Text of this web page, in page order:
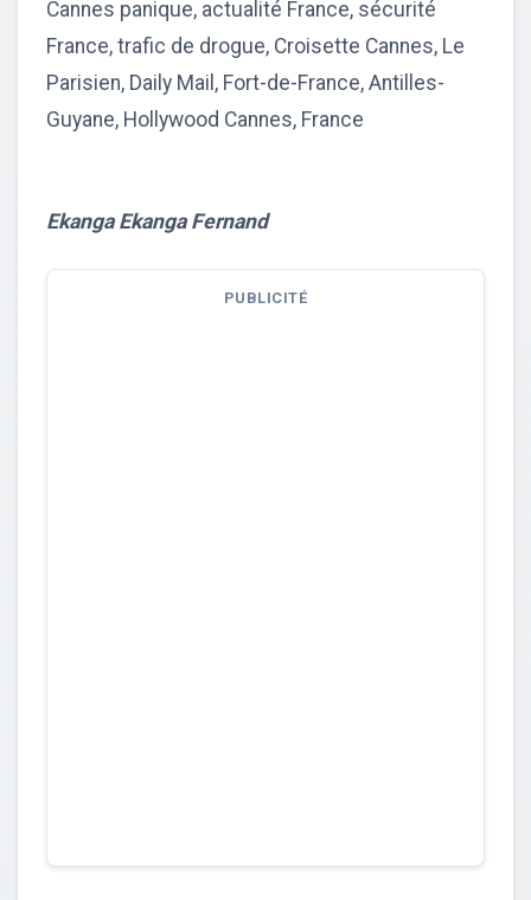
Cannes panique, actualité France, sécurité
France, trafic de drogue, Croisette Cannes, Le
Parisien, Daily Mail, Fort-de-France, Antilles-
Guyane, Hollywood Cannes, France
Ekanga Ekanga Fernand
PUBLICITÉ